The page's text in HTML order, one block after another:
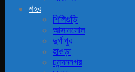
শহর
শিলিগুড়ি
আসানসোল
দুর্গাপুর
হাওড়া
চনন্দননগর